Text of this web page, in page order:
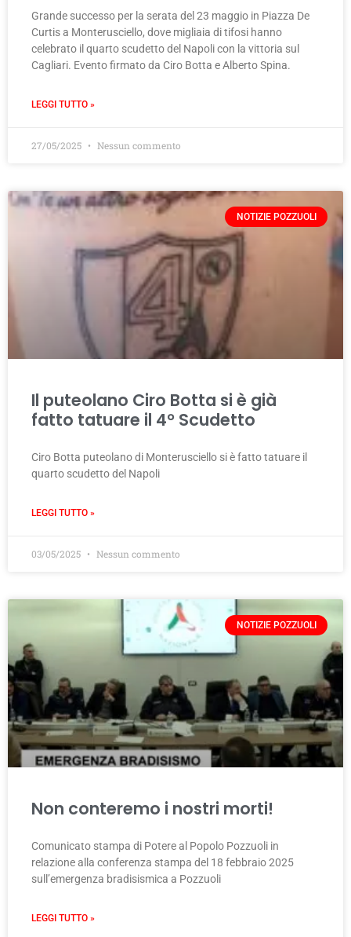
Grande successo per la serata del 23 maggio in Piazza De
Curtis a Monterusciello, dove migliaia di tifosi hanno
celebrato il quarto scudetto del Napoli con la vittoria sul
Cagliari. Evento firmato da Ciro Botta e Alberto Spina.
LEGGI TUTTO »
27/05/2025 Nessun commento
NOTIZIE POZZUOLI
Il puteolano Ciro Botta si è già
fatto tatuare il 4° Scudetto
Ciro Botta puteolano di Monterusciello si è fatto tatuare il
quarto scudetto del Napoli
LEGGI TUTTO »
03/05/2025 Nessun commento
NOTIZIE POZZUOLI
Non conteremo i nostri morti!
Comunicato stampa di Potere al Popolo Pozzuoli in
relazione alla conferenza stampa del 18 febbraio 2025
sull’emergenza bradisismica a Pozzuoli
LEGGI TUTTO »